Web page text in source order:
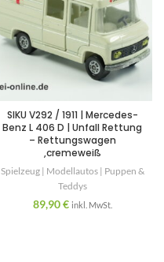
SIKU V292 / 1911 | Mercedes-
Benz L 406 D | Unfall Rettung
– Rettungswagen
,cremeweiß
Spielzeug | Modellautos | Puppen &
Teddys
89,90€ inkl. MwSt.